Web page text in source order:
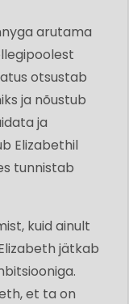
arutama
otsustab
ja nõustub
ja
Elizabethil
tunnistab
kuid ainult
jätkab
et ta on